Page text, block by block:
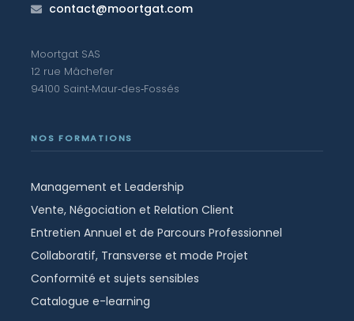
contact@moortgat.com
Moortgat SAS
12 rue Mâchefer
94100 Saint‑Maur‑des‑Fossés
NOS FORMATIONS
Management et Leadership
Vente, Négociation et Relation Client
Entretien Annuel et de Parcours Professionnel
Collaboratif, Transverse et mode Projet
Conformité et sujets sensibles
Catalogue e-learning